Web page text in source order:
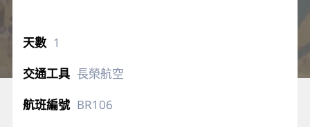
1
長榮航空
BR106